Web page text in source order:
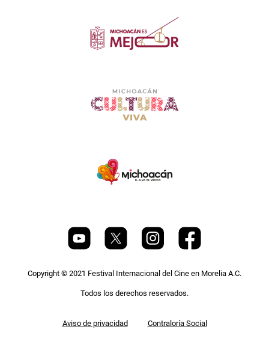
Copyright © 2021 Festival Internacional del Cine en Morelia A.C.
Todos los derechos reservados.
Aviso de privacidad Contraloría Social